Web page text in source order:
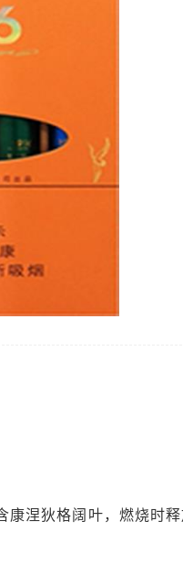
康涅狄格阔叶，燃烧时